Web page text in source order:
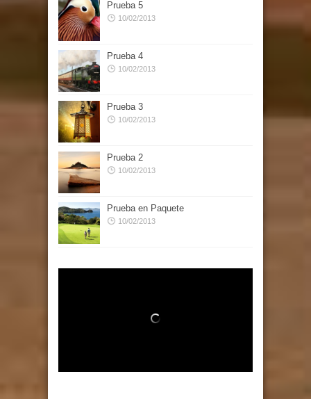
Prueba 5
10/02/2013
Prueba 4
10/02/2013
Prueba 3
10/02/2013
Prueba 2
10/02/2013
Prueba en Paquete
10/02/2013